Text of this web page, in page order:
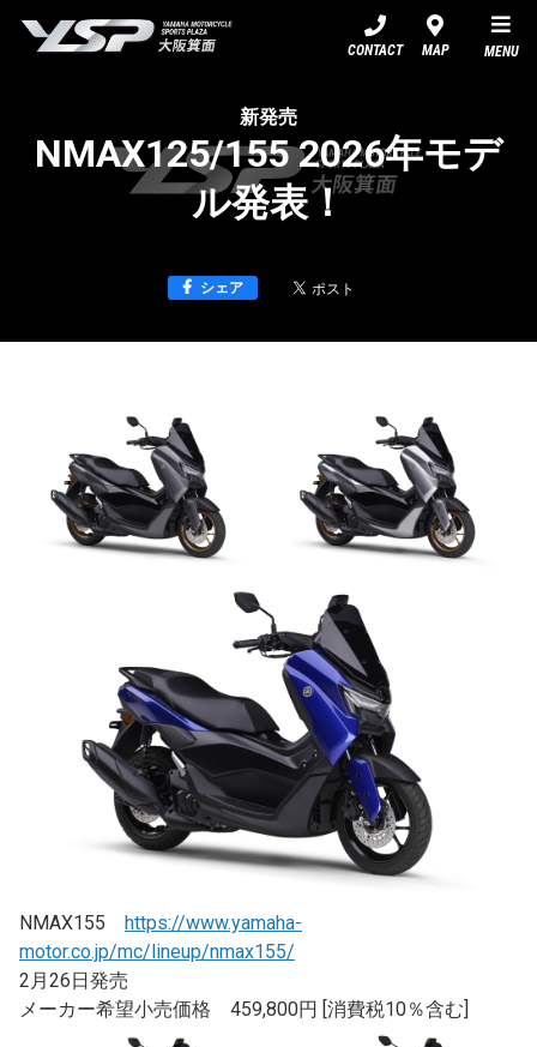
CONTACT MAP MENU
新発売
NMAX125/155 2026年モデ
ル発表！
シェア
NMAX155
https://www.yamaha-
motor.co.jp/mc/lineup/nmax155/
2月26日発売
メーカー希望小売価格 459,800円 [消費税10％含む]